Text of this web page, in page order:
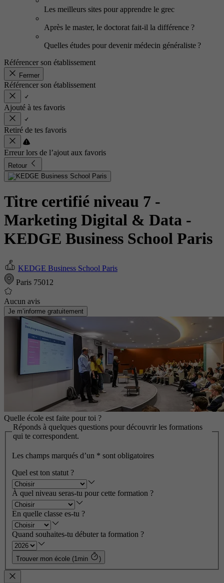
Les meilleurs sites pour apprendre le grec
Après le master, le doctorat fait-il la différence ?
Quelles études pour devenir médecin généraliste ?
Référencer son établissement
Fermer
Référencer son établissement
Ajouté à tes favoris
Retiré de tes favoris
Erreur lors de l’ajout aux favoris
Retour
Titre certifié niveau 7 -
Marketing Digital & Data -
KEDGE Business School Paris
KEDGE Business School Paris
Paris 75012
Aucun avis
Je m’informe gratuitement
Quelle école est faite pour toi ?
Réponds à quelques questions pour découvrir les formations
qui te correspondent.
Les champs marqués d’un * sont obligatoires
Quel est ton statut ?
À quel niveau seras-tu pour cette formation ?
En quelle classe es-tu ?
Quand souhaites-tu débuter ta formation ?
Trouver mon école (1min )